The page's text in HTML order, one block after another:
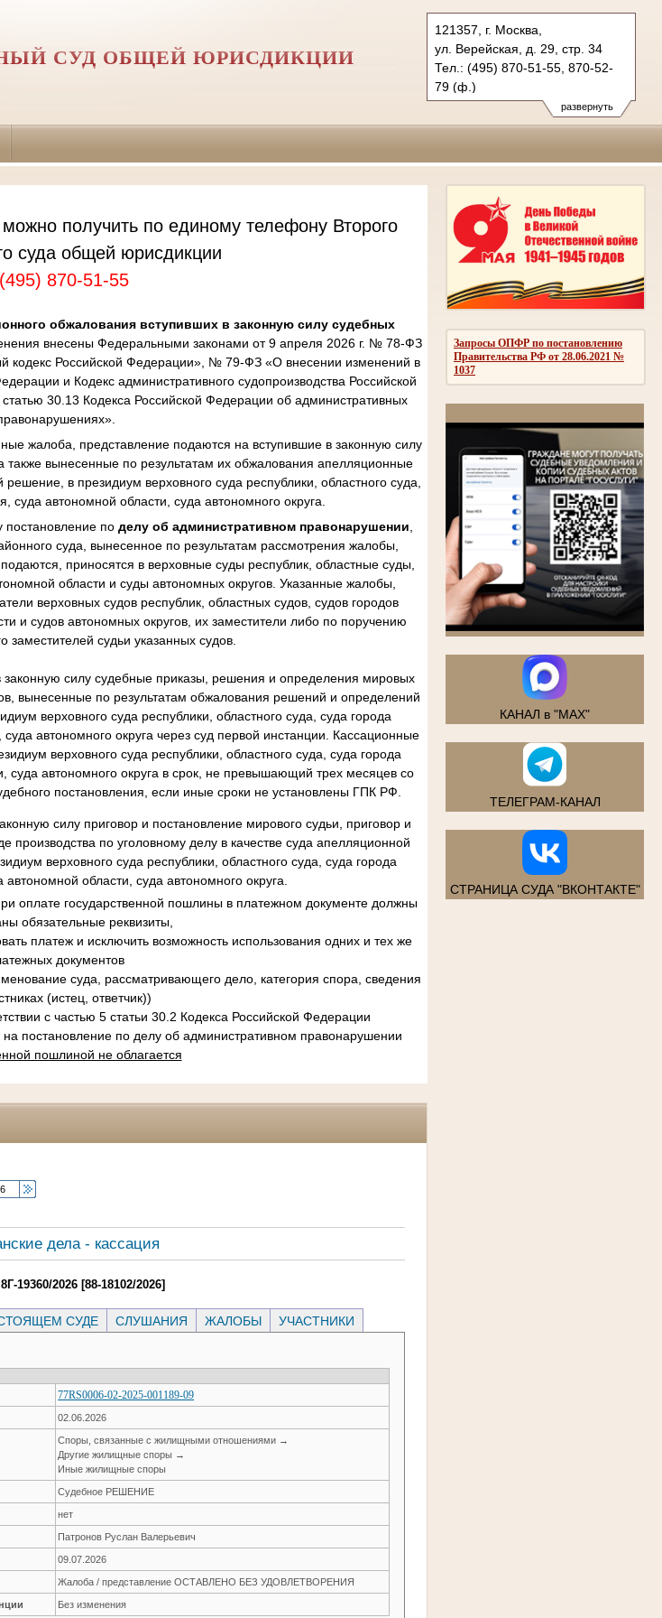
развернуть
121357, г. Москва,
ул. Верейская, д. 29, стр. 34
Тел.: (495) 870-51-55, 870-52-
79 (ф.)
2kas@sudrf.ru
СУД ОБЩЕЙ ЮРИСДИКЦИИ
Запросы ОПФР по постановлению
Правительства РФ от 28.06.2021 №
1037
КАНАЛ в "MAX"
ТЕЛЕГРАМ-КАНАЛ
СТРАНИЦА СУДА "ВКОНТАКТЕ"
получить по единому телефону Второго
суда общей юрисдикции
870-51-55
обжалования вступивших в законную силу судебных
внесены Федеральными законами от 9 апреля 2026 г. № 78-ФЗ
кодекс Российской Федерации», № 79-ФЗ «О внесении изменений в
и Кодекс административного судопроизводства Российской
30.13 Кодекса Российской Федерации об административных
жалоба, представление подаются на вступившие в законную силу
вынесенные по результатам их обжалования апелляционные
в президиум верховного суда республики, областного суда,
суда автономной области, суда автономного округа.
по делу об административном правонарушении,
суда, вынесенное по результатам рассмотрения жалобы,
приносятся в верховные суды республик, областные суды,
области и суды автономных округов. Указанные жалобы,
верховных судов республик, областных судов, судов городов
и судов автономных округов, их заместители либо по поручению
заместителей судьи указанных судов.
силу судебные приказы, решения и определения мировых
вынесенные по результатам обжалования решений и определений
верховного суда республики, областного суда, суда города
автономного округа через суд первой инстанции. Кассационные
верховного суда республики, областного суда, суда города
суда автономного округа в срок, не превышающий трех месяцев со
постановления, если иные сроки не установлены ГПК РФ.
силу приговор и постановление мирового судьи, приговор и
производства по уголовному делу в качестве суда апелляционной
верховного суда республики, областного суда, суда города
области, суда автономного округа.
оплате государственной пошлины в платежном документе должны
обязательные реквизиты,
платеж и исключить возможность использования одних и тех же
документов
суда, рассматривающего дело, категория спора, сведения
(истец, ответчик))
с частью 5 статьи 30.2 Кодекса Российской Федерации
постановление по делу об административном правонарушении
пошлиной не облагается
дела - кассация
19360/2026 [88-18102/2026]
СУДЕ СЛУШАНИЯ ЖАЛОБЫ УЧАСТНИКИ
77RS0006-02-2025-001189-09
02.06.2026
Споры, связанные с жилищными отношениями →
Другие жилищные споры →
Иные жилищные споры
Судебное РЕШЕНИЕ
нет
Патронов Руслан Валерьевич
09.07.2026
Жалоба / представление ОСТАВЛЕНО БЕЗ УДОВЛЕТВОРЕНИЯ
Без изменения